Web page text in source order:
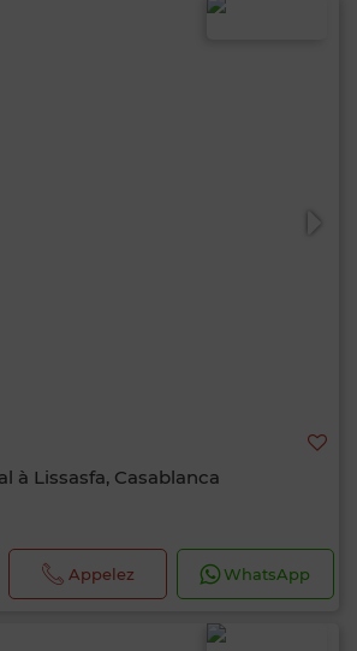
à Lissasfa, Casablanca
Appelez WhatsApp